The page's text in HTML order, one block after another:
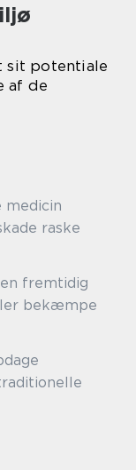
sit potentiale
af de
medicin
raske
fremtidig
bekæmpe